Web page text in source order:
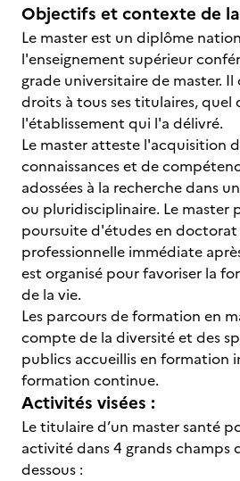
Objectifs et contexte de
Le master est un diplôme
l'enseignement supérieur
grade universitaire de master. Il
droits à tous ses titulaires, quel
l'établissement qui l'a délivré.
Le master atteste l'acquisition
connaissances et de
adossées à la recherche dans
ou pluridisciplinaire. Le master
poursuite d'études en
professionnelle immédiate
est organisé pour favoriser la
de la vie.
Les parcours de formation en
compte de la diversité et des
publics accueillis en formation
formation continue.
Activités visées :
Le titulaire d’un master santé
activité dans 4 grands champs
dessous :